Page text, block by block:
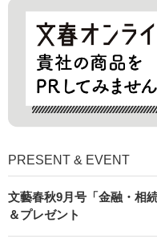
PRESENT & EVENT
文藝春秋9月号「金融・相
＆プレゼント